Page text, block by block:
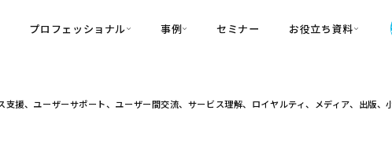
育成
プロフェッショナル
・Customer-Led Growth
事例
導入事例
セミナー お役立ち資料
・お役立ち資料
援、ユーザーサポート、ユーザー間交流、サービス理解、ロイヤルティ、メディア、出版